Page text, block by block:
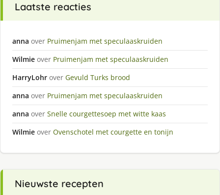
Laatste reacties
anna over Pruimenjam met speculaaskruiden
Wilmie over Pruimenjam met speculaaskruiden
HarryLohr over Gevuld Turks brood
anna over Pruimenjam met speculaaskruiden
anna over Snelle courgettesoep met witte kaas
Wilmie over Ovenschotel met courgette en tonijn
Nieuwste recepten